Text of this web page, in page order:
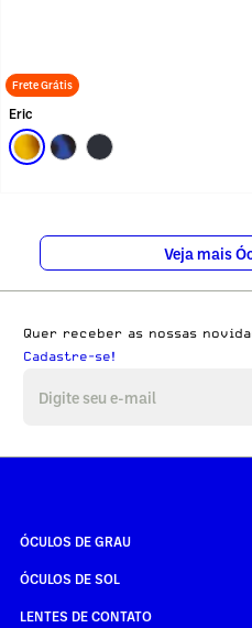
Frete Grátis
Eric
Veja mais
Quer receber as nossas
Cadastre-se!
ÓCULOS DE GRAU
ÓCULOS DE SOL
LENTES DE CONTATO